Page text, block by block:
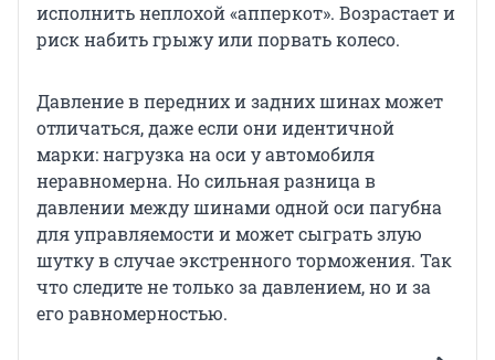
исполнить неплохой «апперкот». Возрастает и
риск набить грыжу или порвать колесо.
Давление в передних и задних шинах может
отличаться, даже если они идентичной
марки: нагрузка на оси у автомобиля
неравномерна. Но сильная разница в
давлении между шинами одной оси пагубна
для управляемости и может сыграть злую
шутку в случае экстренного торможения. Так
что следите не только за давлением, но и за
его равномерностью.